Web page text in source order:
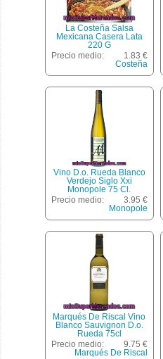
La Costeña Salsa
Mexicana Casera Lata
220 G
Precio medio:
1.83 €
Costeña
Vino D.o. Rueda Blanco
Verdejo Siglo Xxi
Monopole 75 Cl.
Precio medio:
3.95 €
Monopole
Marqués De Riscal Vino
Blanco Sauvignon D.o.
Rueda 75cl
Precio medio:
9.75 €
Marqués De Riscal